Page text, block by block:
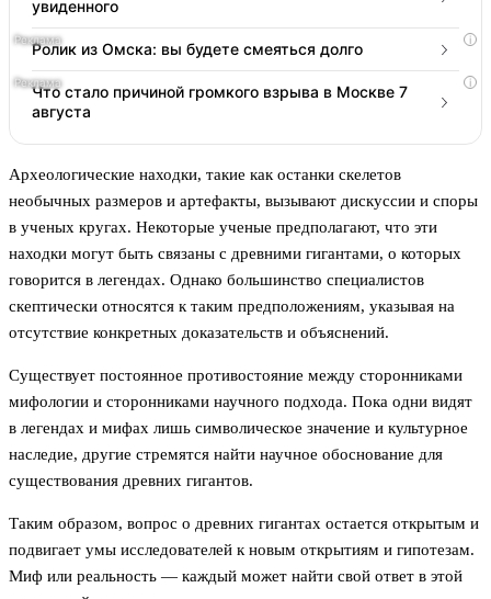
увиденного
i
Ролик из Омска: вы будете смеяться долго
i
Что стало причиной громкого взрыва в Москве 7
августа
Археологические находки, такие как останки скелетов
необычных размеров и артефакты, вызывают дискуссии и споры
в ученых кругах. Некоторые ученые предполагают, что эти
находки могут быть связаны с древними гигантами, о которых
говорится в легендах. Однако большинство специалистов
скептически относятся к таким предположениям, указывая на
отсутствие конкретных доказательств и объяснений.
Существует постоянное противостояние между сторонниками
мифологии и сторонниками научного подхода. Пока одни видят
в легендах и мифах лишь символическое значение и культурное
наследие, другие стремятся найти научное обоснование для
существования древних гигантов.
Таким образом, вопрос о древних гигантах остается открытым и
подвигает умы исследователей к новым открытиям и гипотезам.
Миф или реальность — каждый может найти свой ответ в этой